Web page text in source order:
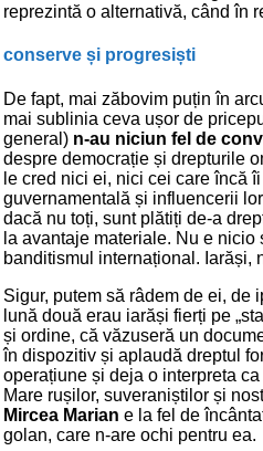
reprezintă o alternativă, când în
conserve și progresiști
De fapt, mai zăbovim puțin în
mai sublinia ceva ușor de
general) n-au niciun fel de
despre democrație și drepturile
le cred nici ei, nici cei care încă
guvernamentală și influencerii
dacă nu toți, sunt plătiți de-a
la avantaje materiale. Nu e nicio
banditismul internațional. Iarăși,
Sigur, putem să râdem de ei, de
lună două erau iarăși fierți pe
și ordine, că văzuseră un
în dispozitiv și aplaudă dreptul
operațiune și deja o interpreta
Mare rușilor, suveraniștilor și
Mircea Marian e la fel de
golan, care n-are ochi pentru ea.